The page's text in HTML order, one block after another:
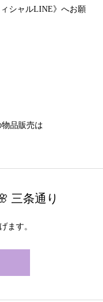
シャルLINE》へお願
品販売は
三条通り
ます。